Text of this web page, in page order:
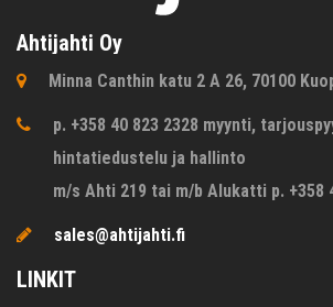
Ahtijahti Oy
Minna Canthin katu 2 A 26, 70100
p. +358 40 823 2328 myynti,
hintatiedustelu ja hallinto
m/s Ahti 219 tai m/b Alukatti p. +358
sales@ahtijahti.fi
LINKIT